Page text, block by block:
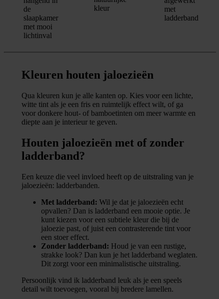
Kleuren houten jaloezieën
Qua kleuren kun je alle kanten op. Kies voor een lichte,
witte tint als je een fris en ruimtelijk effect wilt, of ga
voor donkere hout- of bamboetinten om meer warmte en
diepte aan je interieur te geven.
Houten jaloezieën met of zonder
ladderband?
Een keuze die veel invloed heeft op de uitstraling van je
jaloezieën: ladderbanden.
Met ladderband: Wil je dat je jaloezieën echt
opvallen? Dan is ladderband een mooie optie. Je
kunt kiezen voor een subtiele kleur die bij de
jaloezie past, of juist een contrasterende tint voor
een stoer effect.
Zonder ladderband: Houd je van een rustige,
strakke look? Dan kun je het ladderband weglaten.
Dit zorgt voor een minimalistische uitstraling.
Persoonlijk vind ik ladderband leuk als je een speels
detail wilt toevoegen, vooral bij bredere lamellen.